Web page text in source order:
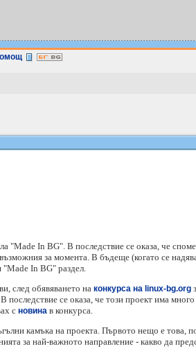
"Made In BG". В последствие се оказа, че
за момента. В бъдеще (когато се
"Made In BG" раздел.
след обявяването на конкурса на linux-bg.org
последствие се оказа, че този проект има
с новина в конкурса.
камъка на проекта. Първото нещо е това,
за най-важното направление - какво да